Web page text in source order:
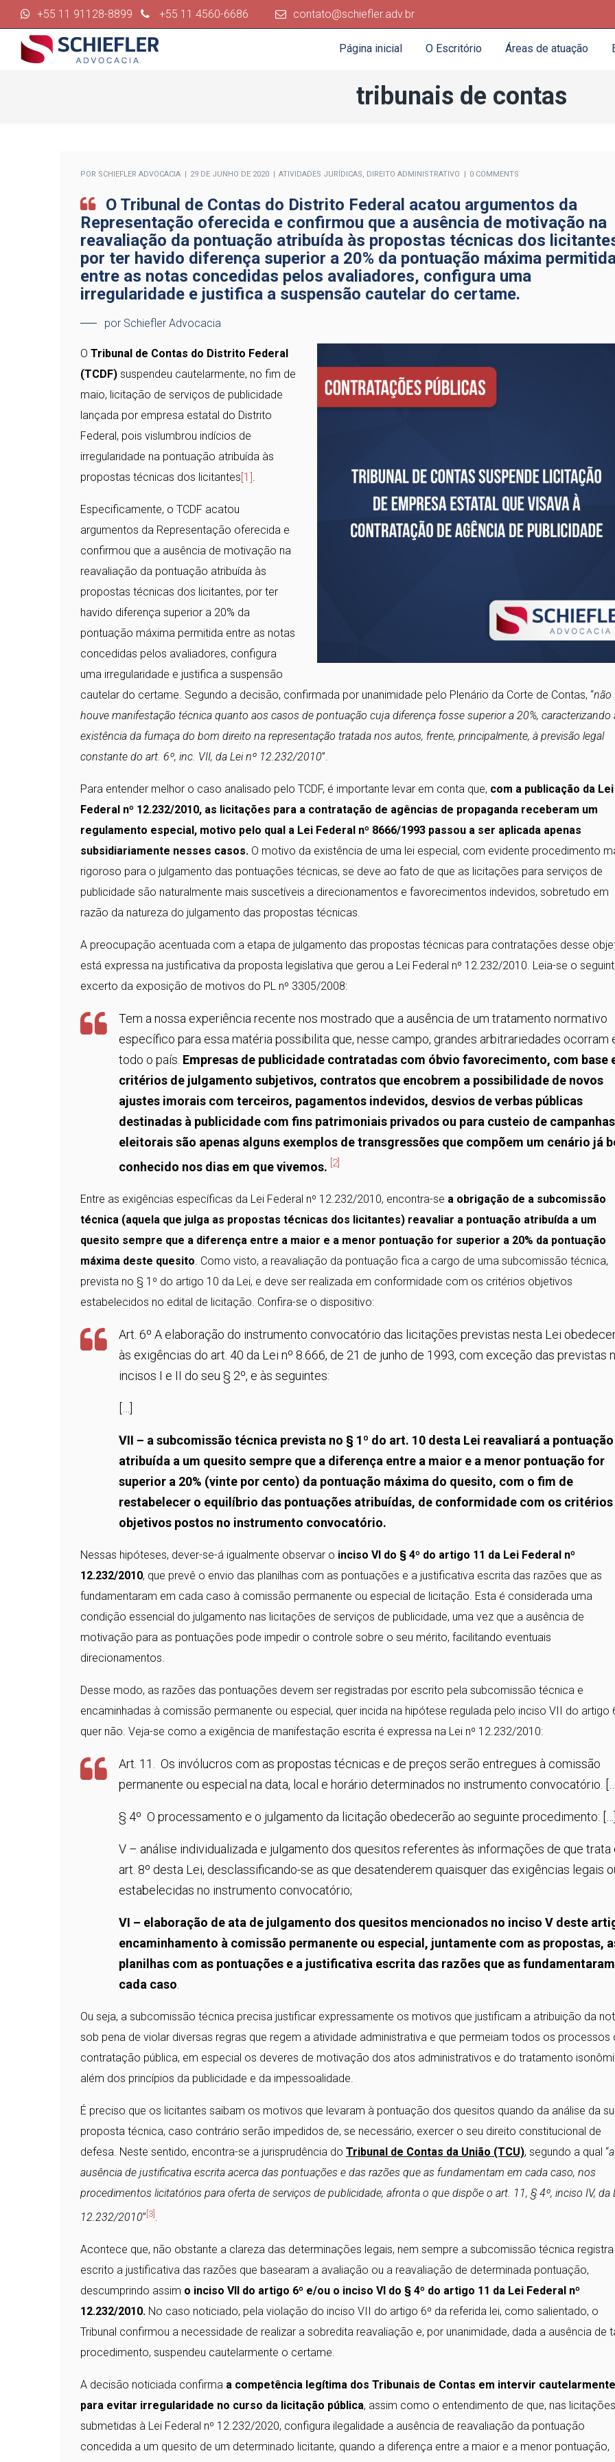
+55 11 91128-8899 +55 11 4560-6686 contato@schiefler.adv.br
Página inicial O Escritório Áreas de atuação
tribunais de contas
POR SCHIEFLER ADVOCACIA 29 DE JUNHO DE 2020 ATIVIDADES JURÍDICAS, DIREITO ADMINISTRATIVO 0 COMMENTS
O Tribunal de Contas do Distrito Federal acatou argumentos da
Representação oferecida e confirmou que a ausência de motivação na
reavaliação da pontuação atribuída às propostas técnicas dos
por ter havido diferença superior a 20% da pontuação máxima
entre as notas concedidas pelos avaliadores, configura uma
irregularidade e justifica a suspensão cautelar do certame.
por Schiefler Advocacia
O Tribunal de Contas do Distrito Federal
(TCDF) suspendeu cautelarmente, no fim de
maio, licitação de serviços de publicidade
lançada por empresa estatal do Distrito
Federal, pois vislumbrou indícios de
irregularidade na pontuação atribuída às
propostas técnicas dos licitantes[1].
Especificamente, o TCDF acatou
argumentos da Representação oferecida e
confirmou que a ausência de motivação na
reavaliação da pontuação atribuída às
propostas técnicas dos licitantes, por ter
havido diferença superior a 20% da
pontuação máxima permitida entre as notas
concedidas pelos avaliadores, configura
uma irregularidade e justifica a suspensão
cautelar do certame. Segundo a decisão, confirmada por unanimidade pelo Plenário da Corte de Contas, “não
houve manifestação técnica quanto aos casos de pontuação cuja diferença fosse superior a 20%, caracterizando
existência da fumaça do bom direito na representação tratada nos autos, frente, principalmente, à previsão legal
constante do art. 6º, inc. VII, da Lei nº 12.232/2010”.
Para entender melhor o caso analisado pelo TCDF, é importante levar em conta que, com a publicação da Lei
Federal nº 12.232/2010, as licitações para a contratação de agências de propaganda receberam um
regulamento especial, motivo pelo qual a Lei Federal nº 8666/1993 passou a ser aplicada apenas
subsidiariamente nesses casos. O motivo da existência de uma lei especial, com evidente procedimento
rigoroso para o julgamento das pontuações técnicas, se deve ao fato de que as licitações para serviços de
publicidade são naturalmente mais suscetíveis a direcionamentos e favorecimentos indevidos, sobretudo em
razão da natureza do julgamento das propostas técnicas.
A preocupação acentuada com a etapa de julgamento das propostas técnicas para contratações desse
está expressa na justificativa da proposta legislativa que gerou a Lei Federal nº 12.232/2010. Leia-se o
excerto da exposição de motivos do PL nº 3305/2008:
Tem a nossa experiência recente nos mostrado que a ausência de um tratamento normativo
específico para essa matéria possibilita que, nesse campo, grandes arbitrariedades ocorram
todo o país. Empresas de publicidade contratadas com óbvio favorecimento, com base
critérios de julgamento subjetivos, contratos que encobrem a possibilidade de novos
ajustes imorais com terceiros, pagamentos indevidos, desvios de verbas públicas
destinadas à publicidade com fins patrimoniais privados ou para custeio de campanhas
eleitorais são apenas alguns exemplos de transgressões que compõem um cenário já
conhecido nos dias em que vivemos. [2]
Entre as exigências específicas da Lei Federal nº 12.232/2010, encontra-se a obrigação de a subcomissão
técnica (aquela que julga as propostas técnicas dos licitantes) reavaliar a pontuação atribuída a um
quesito sempre que a diferença entre a maior e a menor pontuação for superior a 20% da pontuação
máxima deste quesito. Como visto, a reavaliação da pontuação fica a cargo de uma subcomissão técnica,
prevista no § 1º do artigo 10 da Lei, e deve ser realizada em conformidade com os critérios objetivos
estabelecidos no edital de licitação. Confira-se o dispositivo:
Art. 6º A elaboração do instrumento convocatório das licitações previstas nesta Lei
às exigências do art. 40 da Lei nº 8.666, de 21 de junho de 1993, com exceção das previstas
incisos I e II do seu § 2º, e às seguintes:
VII – a subcomissão técnica prevista no § 1º do art. 10 desta Lei reavaliará a pontuação
atribuída a um quesito sempre que a diferença entre a maior e a menor pontuação for
superior a 20% (vinte por cento) da pontuação máxima do quesito, com o fim de
restabelecer o equilíbrio das pontuações atribuídas, de conformidade com os critérios
objetivos postos no instrumento convocatório.
Nessas hipóteses, dever-se-á igualmente observar o inciso VI do § 4º do artigo 11 da Lei Federal nº
12.232/2010, que prevê o envio das planilhas com as pontuações e a justificativa escrita das razões que as
fundamentaram em cada caso à comissão permanente ou especial de licitação. Esta é considerada uma
condição essencial do julgamento nas licitações de serviços de publicidade, uma vez que a ausência de
motivação para as pontuações pode impedir o controle sobre o seu mérito, facilitando eventuais
direcionamentos.
Desse modo, as razões das pontuações devem ser registradas por escrito pela subcomissão técnica e
encaminhadas à comissão permanente ou especial, quer incida na hipótese regulada pelo inciso VII do artigo
quer não. Veja-se como a exigência de manifestação escrita é expressa na Lei nº 12.232/2010:
Art. 11. Os invólucros com as propostas técnicas e de preços serão entregues à comissão
permanente ou especial na data, local e horário determinados no instrumento convocatório. […]
§ 4º O processamento e o julgamento da licitação obedecerão ao seguinte procedimento: […]
V – análise individualizada e julgamento dos quesitos referentes às informações de que trata
art. 8º desta Lei, desclassificando-se as que desatenderem quaisquer das exigências legais
estabelecidas no instrumento convocatório;
VI – elaboração de ata de julgamento dos quesitos mencionados no inciso V deste
encaminhamento à comissão permanente ou especial, juntamente com as propostas,
planilhas com as pontuações e a justificativa escrita das razões que as
cada caso
Ou seja, a subcomissão técnica precisa justificar expressamente os motivos que justificam a atribuição da
sob pena de violar diversas regras que regem a atividade administrativa e que permeiam todos os processos
contratação pública, em especial os deveres de motivação dos atos administrativos e do tratamento
além dos princípios da publicidade e da impessoalidade.
É preciso que os licitantes saibam os motivos que levaram à pontuação dos quesitos quando da análise da
proposta técnica, caso contrário serão impedidos de, se necessário, exercer o seu direito constitucional de
defesa. Neste sentido, encontra-se a jurisprudência do Tribunal de Contas da União (TCU), segundo a qual “a
ausência de justificativa escrita acerca das pontuações e das razões que as fundamentam em cada caso, nos
procedimentos licitatórios para oferta de serviços de publicidade, afronta o que dispõe o art. 11, § 4º, inciso IV, da
12.232/2010” [3] .
Acontece que, não obstante a clareza das determinações legais, nem sempre a subcomissão técnica
escrito a justificativa das razões que basearam a avaliação ou a reavaliação de determinada pontuação,
descumprindo assim o inciso VII do artigo 6º e/ou o inciso VI do § 4º do artigo 11 da Lei Federal nº
12.232/2010. No caso noticiado, pela violação do inciso VII do artigo 6º da referida lei, como salientado, o
Tribunal confirmou a necessidade de realizar a sobredita reavaliação e, por unanimidade, dada a ausência de
procedimento, suspendeu cautelarmente o certame.
A decisão noticiada confirma a competência legítima dos Tribunais de Contas em intervir cautelarmente
para evitar irregularidade no curso da licitação pública, assim como o entendimento de que, nas licitações
submetidas à Lei Federal nº 12.232/2020, configura ilegalidade a ausência de reavaliação da pontuação
concedida a um quesito de um determinado licitante, quando a diferença entre a maior e a menor pontuação,